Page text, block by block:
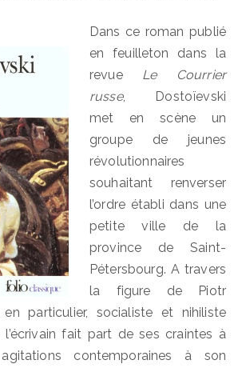
Dans ce roman publié
en feuilleton dans la
revue Le Courrier
russe, Dostoïevski
met en scène un
groupe de jeunes
révolutionnaires
souhaitant renverser
l’ordre établi dans une
petite ville de la
province de Saint-
Pétersbourg. A travers
la figure de Piotr
en particulier, socialiste et nihiliste
l’écrivain fait part de ses craintes à
contemporaines à son